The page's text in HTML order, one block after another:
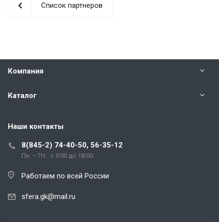
Список партнеров
Компания
Каталог
Наши контакты
8(845-2) 74-40-50, 56-35-12
Пн. – Пт.: с 9:00 до 18:00
Работаем по всей России
sfera.gk@mail.ru